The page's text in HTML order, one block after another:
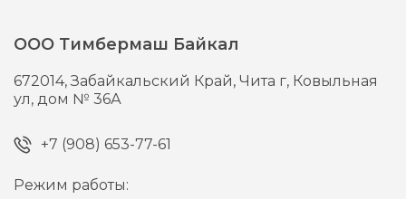
ООО Тимбермаш Байкал
672014,Забайкальский Край, Чита г, Ковыльная
ул, дом № 36А
+7 (908) 653-77-61
Режим работы: